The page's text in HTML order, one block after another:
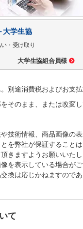
大学生協
・受け取り
大学生協組合員様
途消費税およびお支
のまま、または改変
技術情報、商品画像の表
を弊社が保証することは
きますようお願いいたし
を表示している場合がご
換は応じかねますのであ
て